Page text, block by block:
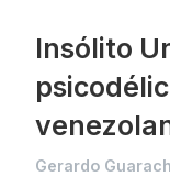
Insólito
Gerardo